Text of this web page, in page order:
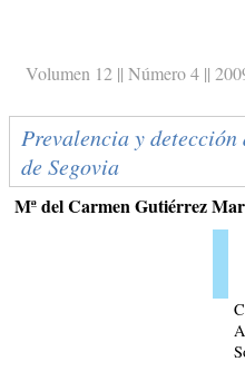
Volumen 12 || Número 4 ||
Prevalencia y
de Segovia
Mª del Carmen Gutiérrez